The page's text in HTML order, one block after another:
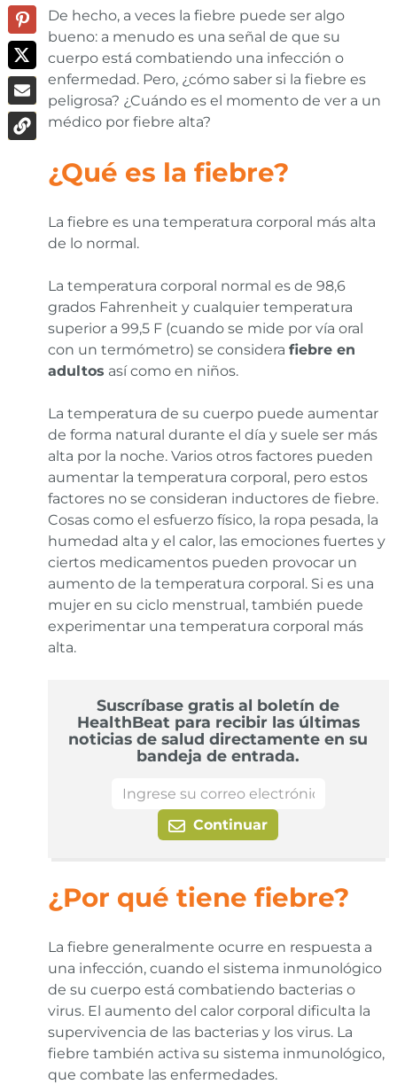
De hecho, a veces la fiebre puede ser algo
bueno: a menudo es una señal de que su
cuerpo está combatiendo una infección o
enfermedad. Pero, ¿cómo saber si la fiebre es
peligrosa? ¿Cuándo es el momento de ver a un
médico por fiebre alta?
¿Qué es la fiebre?
La fiebre es una temperatura corporal más alta
de lo normal.
La temperatura corporal normal es de 98,6
grados Fahrenheit y cualquier temperatura
superior a 99,5 F (cuando se mide por vía oral
con un termómetro) se considera fiebre en
adultos así como en niños.
La temperatura de su cuerpo puede aumentar
de forma natural durante el día y suele ser más
alta por la noche. Varios otros factores pueden
aumentar la temperatura corporal, pero estos
factores no se consideran inductores de fiebre.
Cosas como el esfuerzo físico, la ropa pesada, la
humedad alta y el calor, las emociones fuertes y
ciertos medicamentos pueden provocar un
aumento de la temperatura corporal. Si es una
mujer en su ciclo menstrual, también puede
experimentar una temperatura corporal más
alta.
Suscríbase gratis al boletín de
HealthBeat para recibir las últimas
noticias de salud directamente en su
bandeja de entrada.
Continuar
¿Por qué tiene fiebre?
La fiebre generalmente ocurre en respuesta a
una infección, cuando el sistema inmunológico
de su cuerpo está combatiendo bacterias o
virus. El aumento del calor corporal dificulta la
supervivencia de las bacterias y los virus. La
fiebre también activa su sistema inmunológico,
que combate las enfermedades.